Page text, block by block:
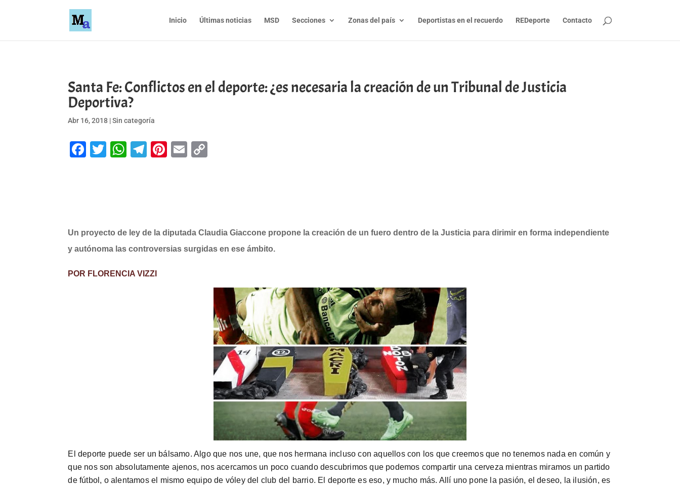
Inicio Últimas noticias MSD Secciones Zonas del país Deportistas en el recuerdo REDeporte Contacto
Santa Fe: Conflictos en el deporte: ¿es necesaria la creación de un Tribunal de Justicia
Deportiva?
Abr 16, 2018 |Sin categoría
Facebook
Twitter
WhatsApp
Telegram
Pinterest
Email
Un proyecto de ley de la diputada Claudia Giaccone propone la creación de un fuero dentro de la Justicia para dirimir en forma independiente
y autónoma las controversias surgidas en ese ámbito.
POR FLORENCIA VIZZI
El deporte puede ser un bálsamo. Algo que nos une, que nos hermana incluso con aquellos con los que creemos que no tenemos nada en común y
que nos son absolutamente ajenos, nos acercamos un poco cuando descubrimos que podemos compartir una cerveza mientras miramos un partido
de fútbol, o alentamos el mismo equipo de vóley del club del barrio. El deporte es eso, y mucho más. Allí uno pone la pasión, el deseo, la ilusión, es